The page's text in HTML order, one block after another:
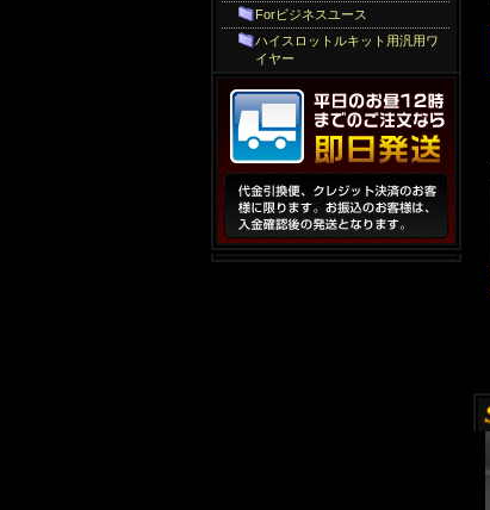
Forビジネスユース
ハイスロットルキット用汎用ワ
イヤー